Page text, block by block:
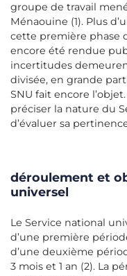
groupe de travail
Ménaouine (1). Plus
cette première phase
encore été rendue
incertitudes
divisée, en grande
SNU fait encore
préciser la nature du
d’évaluer sa
déroulement et
universel
Le Service national
d’une première
d’une deuxième
3 mois et 1 an (2). La